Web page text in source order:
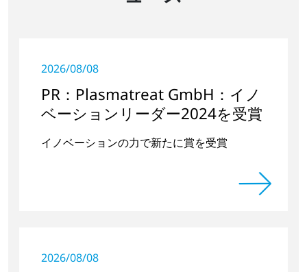
2026/08/08
PR：Plasmatreat GmbH：イノ
ベーションリーダー2024を受賞
イノベーションの力で新たに賞を受賞
2026/08/08